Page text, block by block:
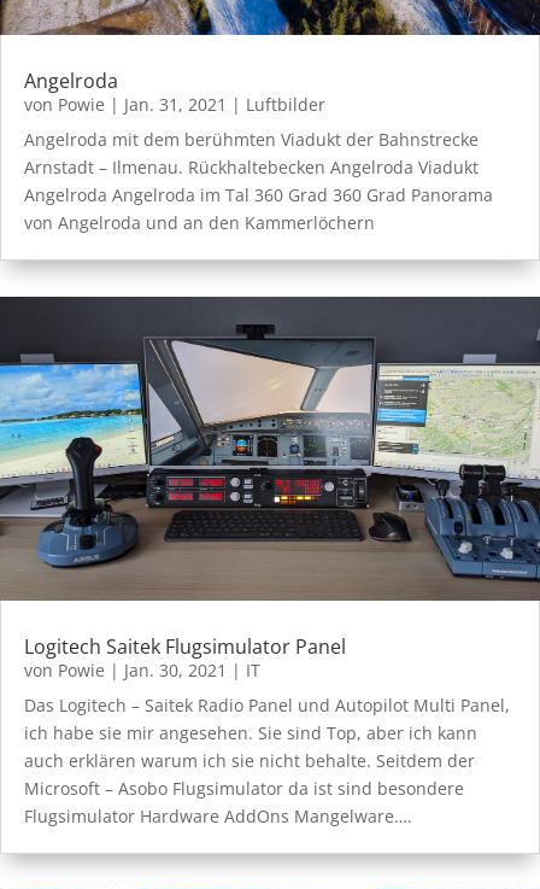
Angelroda
von Powie | Jan. 31, 2021 | Luftbilder
Angelroda mit dem berühmten Viadukt der Bahnstrecke
Arnstadt – Ilmenau. Rückhaltebecken Angelroda Viadukt
Angelroda Angelroda im Tal 360 Grad 360 Grad Panorama
von Angelroda und an den Kammerlöchern
Logitech Saitek Flugsimulator Panel
von Powie | Jan. 30, 2021 | IT
Das Logitech – Saitek Radio Panel und Autopilot Multi Panel,
ich habe sie mir angesehen. Sie sind Top, aber ich kann
auch erklären warum ich sie nicht behalte. Seitdem der
Microsoft – Asobo Flugsimulator da ist sind besondere
Flugsimulator Hardware AddOns Mangelware….